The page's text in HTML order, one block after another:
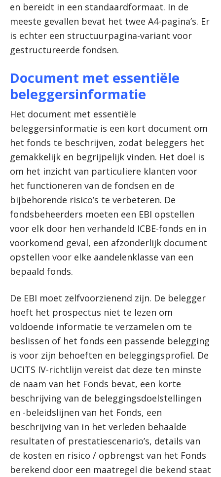
en bereidt in een standaardformaat. In de
meeste gevallen bevat het twee A4-pagina’s. Er
is echter een structuurpagina-variant voor
gestructureerde fondsen.
Document met essentiële
beleggersinformatie
Het document met essentiële
beleggersinformatie is een kort document om
het fonds te beschrijven, zodat beleggers het
gemakkelijk en begrijpelijk vinden. Het doel is
om het inzicht van particuliere klanten voor
het functioneren van de fondsen en de
bijbehorende risico’s te verbeteren. De
fondsbeheerders moeten een EBI opstellen
voor elk door hen verhandeld ICBE-fonds en in
voorkomend geval, een afzonderlijk document
opstellen voor elke aandelenklasse van een
bepaald fonds.
De EBI moet zelfvoorzienend zijn. De belegger
hoeft het prospectus niet te lezen om
voldoende informatie te verzamelen om te
beslissen of het fonds een passende belegging
is voor zijn behoeften en beleggingsprofiel. De
UCITS IV-richtlijn vereist dat deze ten minste
de naam van het Fonds bevat, een korte
beschrijving van de beleggingsdoelstellingen
en -beleidslijnen van het Fonds, een
beschrijving van in het verleden behaalde
resultaten of prestatiescenario’s, details van
de kosten en risico / opbrengst van het Fonds
berekend door een maatregel die bekend staat